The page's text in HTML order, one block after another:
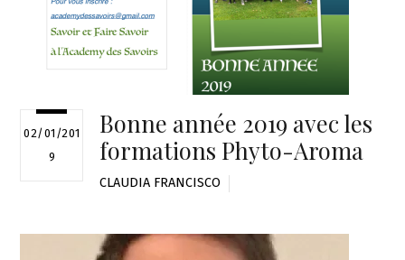
02/01/201
9
Bonne année 2019 avec les
formations Phyto-Aroma
CLAUDIA FRANCISCO